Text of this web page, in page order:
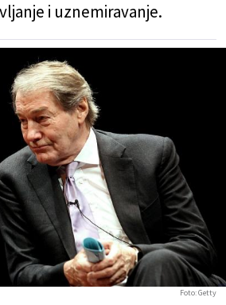
i uznemiravanje.
Foto: Getty